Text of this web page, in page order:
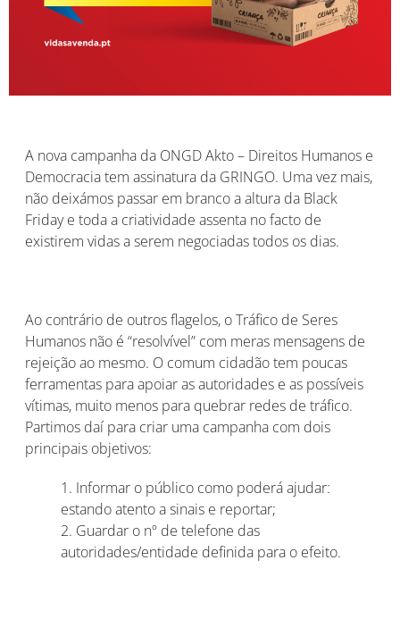
A nova campanha da ONGD Akto – Direitos Humanos e
Democracia tem assinatura da GRINGO. Uma vez mais,
não deixámos passar em branco a altura da Black
Friday e toda a criatividade assenta no facto de
existirem vidas a serem negociadas todos os dias.
Ao contrário de outros flagelos, o Tráfico de Seres
Humanos não é “resolvível” com meras mensagens de
rejeição ao mesmo. O comum cidadão tem poucas
ferramentas para apoiar as autoridades e as possíveis
vítimas, muito menos para quebrar redes de tráfico.
Partimos daí para criar uma campanha com dois
principais objetivos:
1. Informar o público como poderá ajudar:
estando atento a sinais e reportar;
2. Guardar o nº de telefone das
autoridades/entidade definida para o efeito.